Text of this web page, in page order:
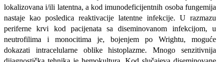
lokalizovana i/ili latentna, a kod imunodeficijentnih osoba fungemija
nastaje kao posledica reaktivacije latentne infekcije. U razmazu
periferne krvi kod pacijenata sa diseminovanom infekcijom, u
neutrofilima i monocitima je, bojenjem po Wrightu, moguće
dokazati intracelularne oblike histoplazme. Mnogo senzitivnija